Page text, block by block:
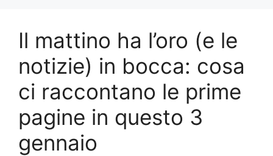
Il mattino ha l’oro (e le
notizie) in bocca: cosa
ci raccontano le prime
pagine in questo 3
gennaio